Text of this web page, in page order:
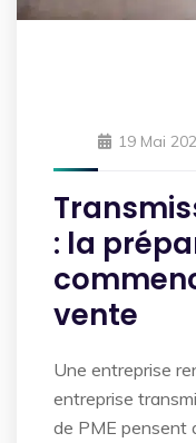
19 Mai
: la
vente
Une entreprise
entreprise
de PME pensent